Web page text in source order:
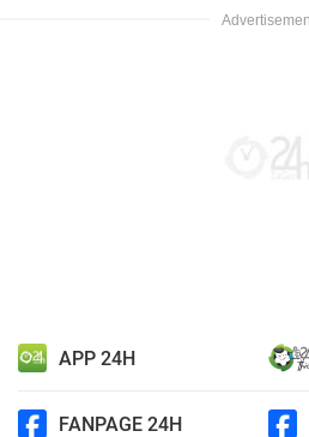
APP 24H
FANPAGE 24H